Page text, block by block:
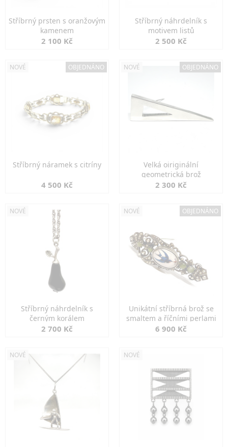
Stříbrný prsten s oranžovým
kamenem
2 100 Kč
Stříbrný náhrdelník s
motivem listů
2 500 Kč
NOVÉ OBJEDNÁNO
Stříbrný náramek s citríny
4 500 Kč
NOVÉ OBJEDNÁNO
Velká oiriginální
geometrická brož
2 300 Kč
NOVÉ
Stříbrný náhrdelník s
černým korálem
2 700 Kč
NOVÉ OBJEDNÁNO
Unikátní stříbrná brož se
smaltem a říčními perlami
6 900 Kč
NOVÉ NOVÉ